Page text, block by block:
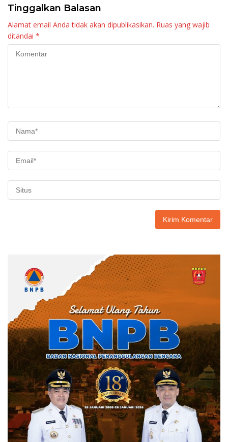
Tinggalkan Balasan
Alamat email Anda tidak akan dipublikasikan. Ruas yang wajib
ditandai *